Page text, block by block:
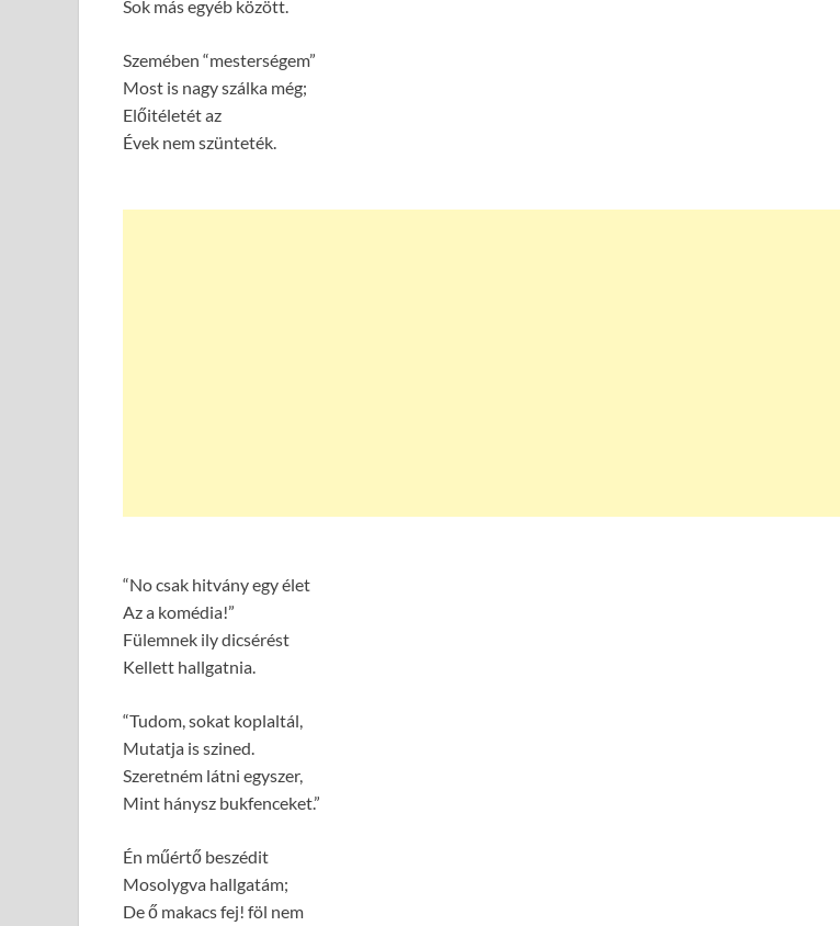
Sok más egyéb között.
Szemében “mesterségem”
Most is nagy szálka még;
Előitéletét az
Évek nem szünteték.
“No csak hitvány egy élet
Az a komédia!”
Fülemnek ily dicsérést
Kellett hallgatnia.
“Tudom, sokat koplaltál,
Mutatja is szined.
Szeretném látni egyszer,
Mint hánysz bukfenceket.”
Én műértő beszédit
Mosolygva hallgatám;
De ő makacs fej! föl nem